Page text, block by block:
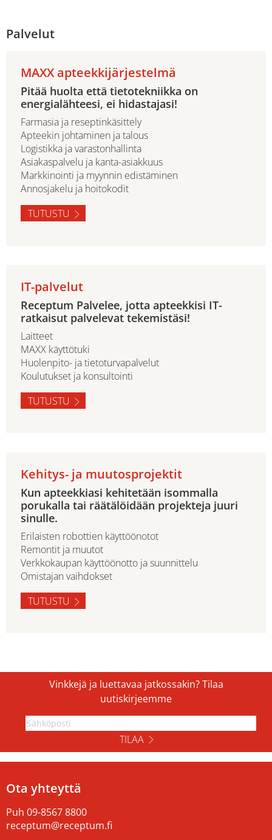
Palvelut
MAXX apteekkijärjestelmä
Pitää huolta että tietotekniikka on
energialähteesi, ei hidastajasi!
Farmasia ja reseptinkäsittely
Apteekin johtaminen ja talous
Logistikka ja varastonhallinta
Asiakaspalvelu ja kanta-asiakkuus
Markkinointi ja myynnin edistäminen
Annosjakelu ja hoitokodit
TUTUSTU
IT-palvelut
Receptum Palvelee, jotta apteekkisi IT-
ratkaisut palvelevat tekemistäsi!
Laitteet
MAXX käyttötuki
Huolenpito- ja tietoturvapalvelut
Koulutukset ja konsultointi
TUTUSTU
Kehitys- ja muutosprojektit
Kun apteekkiasi kehitetään isommalla
porukalla tai räätälöidään projekteja juuri
sinulle.
Erilaisten robottien käyttöönotot
Remontit ja muutot
Verkkokaupan käyttöönotto ja suunnittelu
Omistajan vaihdokset
TUTUSTU
Vinkkejä ja luettavaa jatkossakin? Tilaa
uutiskirjeemme
TILAA
Ota yhteyttä
Puh 09-8567 8800
receptum@receptum.fi